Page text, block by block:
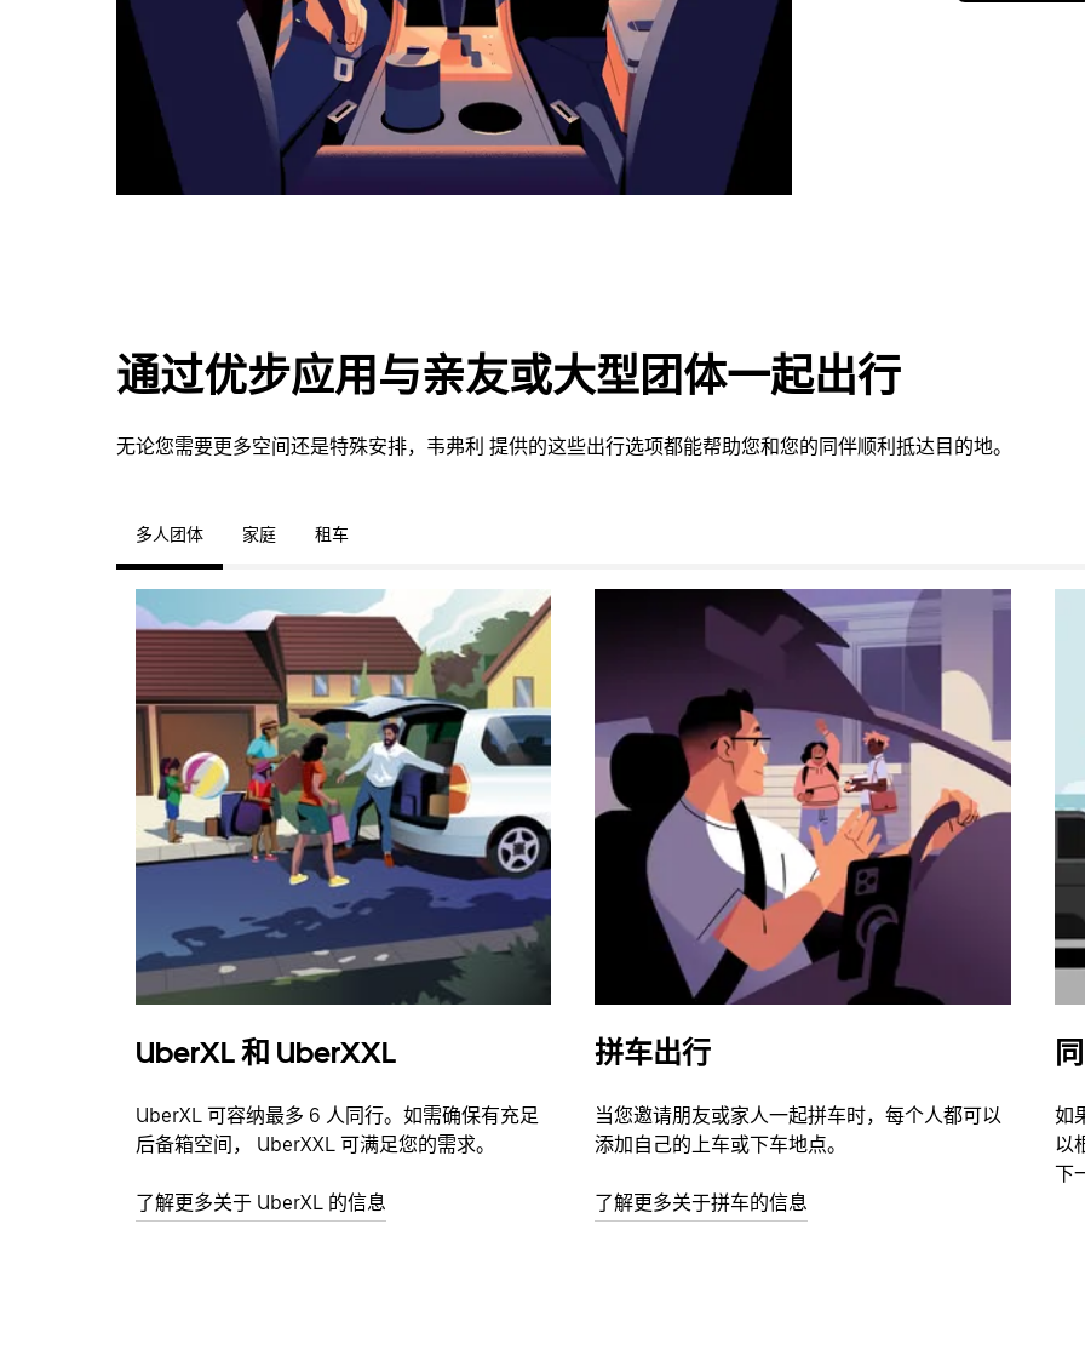
日
历。
通过优步应用与亲友或大型团体一起出行
无论您需要更多空间还是特殊安排，韦弗利 提供的这些出行选项都能帮助您和您的同伴顺利抵达目的地。
多人团体 家庭 租车
UberXL 和 UberXXL
UberXL 可容纳最多 6 人同行。如需确保有充足
后备箱空间， UberXXL 可满足您的需求。
了解更多关于 UberXL 的信息
拼车出行
当您邀请朋友或家人一起拼车时，每个人都可以
添加自己的上车或下车地点。
了解更多关于拼车的信息
如
以
下